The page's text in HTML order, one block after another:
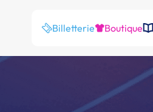
Billetterie Boutique